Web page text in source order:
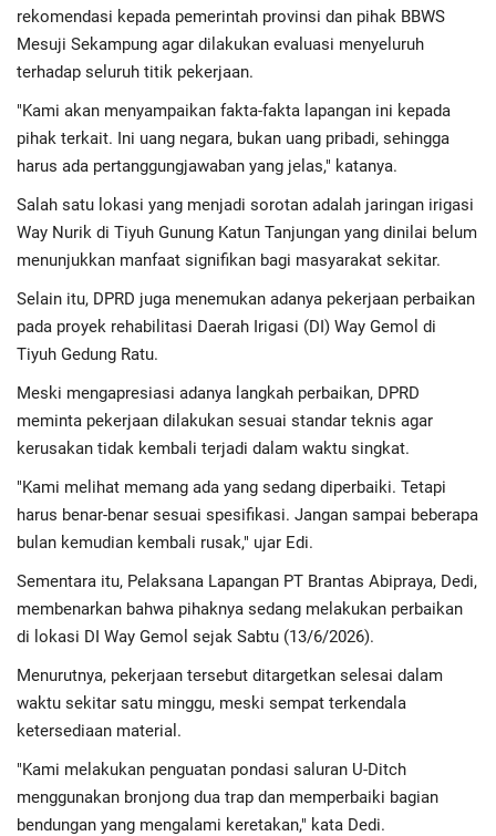
rekomendasi kepada pemerintah provinsi dan pihak BBWS
Mesuji Sekampung agar dilakukan evaluasi menyeluruh
terhadap seluruh titik pekerjaan.
"Kami akan menyampaikan fakta-fakta lapangan ini kepada
pihak terkait. Ini uang negara, bukan uang pribadi, sehingga
harus ada pertanggungjawaban yang jelas," katanya.
Salah satu lokasi yang menjadi sorotan adalah jaringan irigasi
Way Nurik di Tiyuh Gunung Katun Tanjungan yang dinilai belum
menunjukkan manfaat signifikan bagi masyarakat sekitar.
Selain itu, DPRD juga menemukan adanya pekerjaan perbaikan
pada proyek rehabilitasi Daerah Irigasi (DI) Way Gemol di
Tiyuh Gedung Ratu.
Meski mengapresiasi adanya langkah perbaikan, DPRD
meminta pekerjaan dilakukan sesuai standar teknis agar
kerusakan tidak kembali terjadi dalam waktu singkat.
"Kami melihat memang ada yang sedang diperbaiki. Tetapi
harus benar-benar sesuai spesifikasi. Jangan sampai beberapa
bulan kemudian kembali rusak," ujar Edi.
Sementara itu, Pelaksana Lapangan PT Brantas Abipraya, Dedi,
membenarkan bahwa pihaknya sedang melakukan perbaikan
di lokasi DI Way Gemol sejak Sabtu (13/6/2026).
Menurutnya, pekerjaan tersebut ditargetkan selesai dalam
waktu sekitar satu minggu, meski sempat terkendala
ketersediaan material.
"Kami melakukan penguatan pondasi saluran U-Ditch
menggunakan bronjong dua trap dan memperbaiki bagian
bendungan yang mengalami keretakan," kata Dedi.